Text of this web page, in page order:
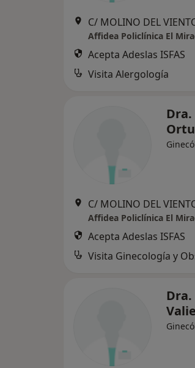
Affidea Policlínica El
Acepta Adeslas ISFAS
Visita Alergología
Affidea Policlínica El
Acepta Adeslas ISFAS
Visita Ginecología y